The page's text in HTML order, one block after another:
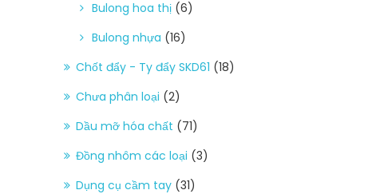
Bulong hoa thị (6)
Bulong nhựa (16)
Chốt đẩy - Ty đẩy SKD61 (18)
Chưa phân loại (2)
Dầu mỡ hóa chất (71)
Đồng nhôm các loại (3)
Dụng cụ cầm tay (31)